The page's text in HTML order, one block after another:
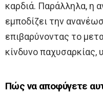
καρδιά. Παράλληλα, η
εμποδίζει την
επιβαρύνοντας το
κίνδυνο παχυσαρκίας,
Πώς να αποφύγετε